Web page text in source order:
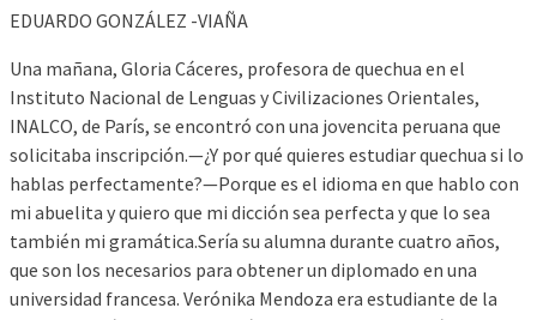
EDUARDO GONZÁLEZ -VIAÑA
Una mañana, Gloria Cáceres, profesora de quechua en el
Instituto Nacional de Lenguas y Civilizaciones Orientales,
INALCO, de París, se encontró con una jovencita peruana que
solicitaba inscripción.—¿Y por qué quieres estudiar quechua si lo
hablas perfectamente?—Porque es el idioma en que hablo con
mi abuelita y quiero que mi dicción sea perfecta y que lo sea
también mi gramática.Sería su alumna durante cuatro años,
que son los necesarios para obtener un diplomado en una
universidad francesa. Verónika Mendoza era estudiante de la